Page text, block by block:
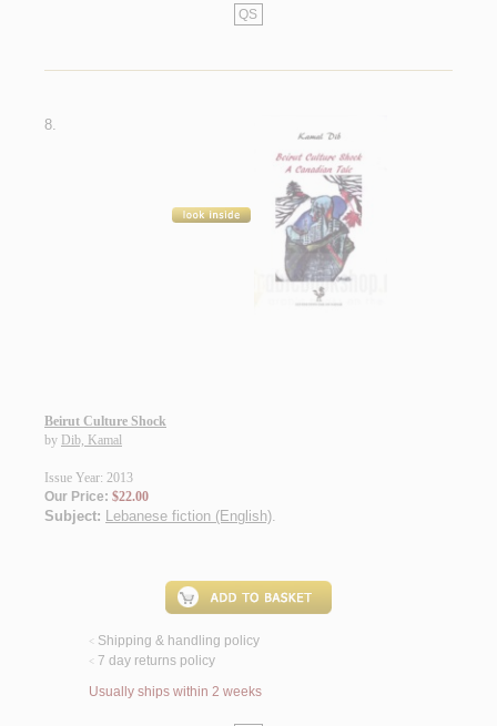
QS
8.
Beirut Culture Shock
by Dib, Kamal
Issue Year: 2013
Our Price: $22.00
Subject: Lebanese fiction (English).
< Shipping & handling policy
< 7 day returns policy
Usually ships within 2 weeks